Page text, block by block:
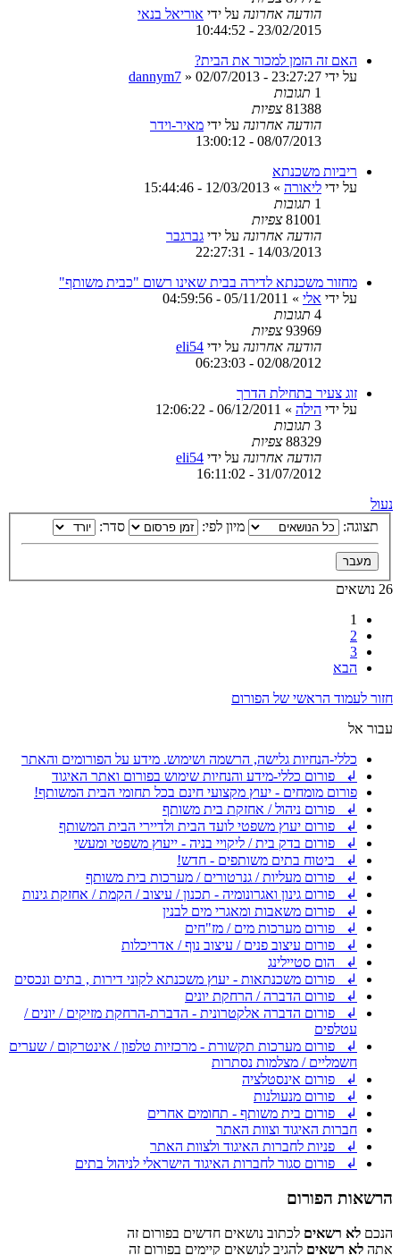
הודעה אחרונה על ידי אוריאל בנאי
23/02/2015 - 10:44:52
האם זה הזמן למכור את הבית?
על ידי
dannym7 » 02/07/2013 - 23:27:27
1 תגובות
81388 צפיות
הודעה אחרונה על ידי מאיר-וידר
08/07/2013 - 13:00:12
ריביות משכנתא
על ידי ליאורה »
12/03/2013 - 15:44:46
1 תגובות
81001 צפיות
הודעה אחרונה על ידי גברגבר
14/03/2013 - 22:27:31
מחזור משכנתא לדירה בבית שאינו רשום "כבית משותף"
על ידי אלי »
05/11/2011 - 04:59:56
4 תגובות
93969 צפיות
הודעה אחרונה על ידי eli54
02/08/2012 - 06:23:03
זוג צעיר בתחילת הדרך
על ידי הילה »
06/12/2011 - 12:06:22
3 תגובות
88329 צפיות
הודעה אחרונה על ידי eli54
31/07/2012 - 16:11:02
נעול
תצוגה:
מיון לפי: סדר:
26 נושאים
1
2
3
הבא
חזור לעמוד הראשי של הפורום
עבור אל
כללי-הנחיות גלישה, הרשמה ושימוש. מידע על הפורומים והאתר
↲ פורום כללי-מידע והנחיות שימוש בפורום ואתר האיגוד
פורום מומחים - יעוץ מקצועי חינם בכל תחומי הבית המשותף!
↲ פורום ניהול / אחזקת בית משותף
↲ פורום יעוץ משפטי לועד הבית ולדיירי הבית המשותף
↲ פורום בדק בית / ליקויי בניה - ייעוץ משפטי ומעשי
↲ ביטוח בתים משותפים - חדש!
↲ פורום מעליות / גנרטורים / מערכות בית משותף
↲ פורום גינון ואגרונומיה - תכנון / עיצוב / הקמת / אחזקת גינות
↲ פורום משאבות ומאגרי מים לבנין
↲ פורום מערכות מים / מז"חים
↲ פורום עיצוב פנים / עיצוב נוף / אדריכלות
↲ הום סטיילינג
↲ פורום משכנתאות - יעוץ משכנתא לקוני דירות , בתים ונכסים
↲ פורום הדברה / הרחקת יונים
↲ פורום הדברה אלקטרונית - הדברת-הרחקת מזיקים / יונים /
עטלפים
↲ פורום מערכות תקשורת - מרכזיות טלפון / אינטרקום / שערים
חשמליים / מצלמות נסתרות
↲ פורום אינסטלציה
↲ פורום מנעולנות
↲ פורום בית משותף - תחומים אחרים
חברות האיגוד וצוות האתר
↲ פניות לחברות האיגוד ולצוות האתר
↲ פורום סגור לחברות האיגוד הישראלי לניהול בתים
הרשאות הפורום
הנכם לא רשאים לכתוב נושאים חדשים בפורום זה
אתה לא רשאים להגיב לנושאים קיימים בפורום זה